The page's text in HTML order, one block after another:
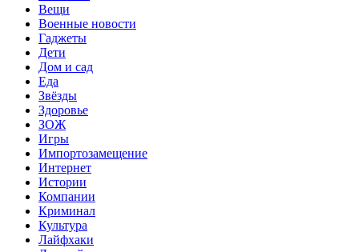
Вещи
Военные новости
Гаджеты
Дети
Дом и сад
Еда
Звёзды
Здоровье
ЗОЖ
Игры
Импортозамещение
Интернет
Истории
Компании
Криминал
Культура
Лайфхаки